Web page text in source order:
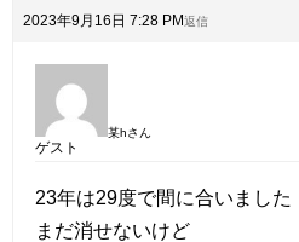
2023年9月16日 7:28 PM返信
某hさん
ゲスト
23年は29度で間に合いました
まだ消せないけど